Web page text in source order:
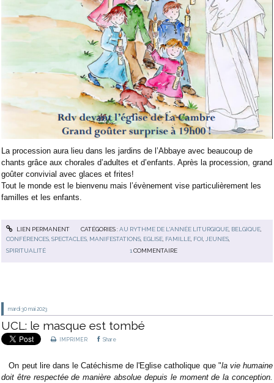
La procession aura lieu dans les jardins de l’Abbaye avec beaucoup de
chants grâce aux chorales d’adultes et d’enfants. Après la procession, grand
goûter convivial avec glaces et frites!
Tout le monde est le bienvenu mais l’évènement vise particulièrement les
familles et les enfants.
LIEN PERMANENT CATÉGORIES :AU RYTHME DE L'ANNÉE LITURGIQUE, BELGIQUE,
CONFÉRENCES, SPECTACLES, MANIFESTATIONS EGLISE FAMILLE FOI JEUNES
SPIRITUALITÉ
1 COMMENTAIRE
mardi 30 mai 2023
UCL: le masque est tombé
IMPRIMER Share
On peut lire dans le Catéchisme de l'Eglise catholique que "la vie humaine
doit être respectée de manière absolue depuis le moment de la conception.